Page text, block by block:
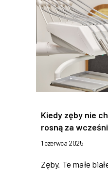
Kiedy zęby nie
rosną za
1 czerwca 2025
Zęby. Te małe